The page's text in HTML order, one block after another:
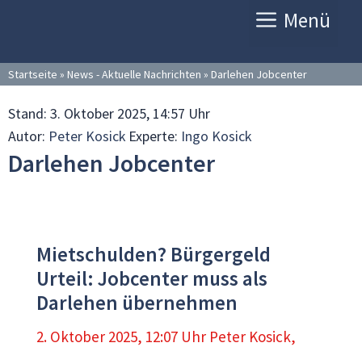
Menü
Startseite » News - Aktuelle Nachrichten » Darlehen Jobcenter
Stand: 3. Oktober 2025, 14:57 Uhr
Autor: Peter Kosick Experte: Ingo Kosick
Darlehen Jobcenter
Mietschulden? Bürgergeld
Urteil: Jobcenter muss als
Darlehen übernehmen
2. Oktober 2025, 12:07 Uhr Peter Kosick,